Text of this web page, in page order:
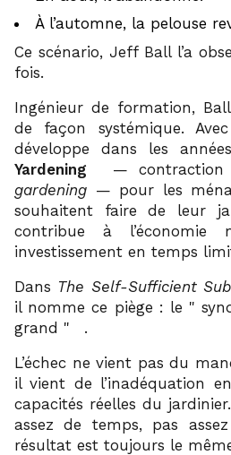
À l’automne, la pelouse
Ce scénario, Jeff Ball l’a
fois.
Ingénieur de formation,
de façon systémique.
développe dans les
Yardening
— contraction
gardening — pour les
souhaitent faire de leur
contribue à l’économie
investissement en temps
Dans The Self-Sufficient
il nomme ce piège : le
grand
.
L’échec ne vient pas du
il vient de l’inadéquation
capacités réelles du
assez de temps, pas
résultat est toujours le